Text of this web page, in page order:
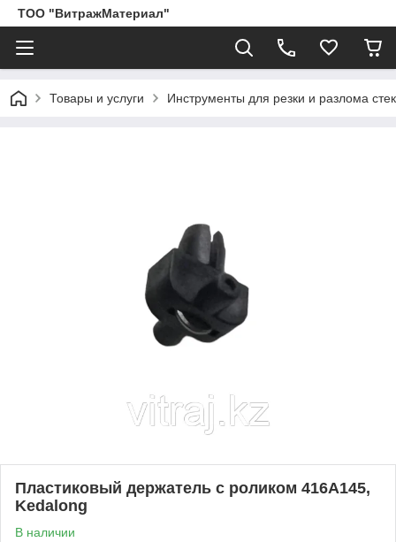
ТОО "ВитражМатериал"
Товары и услуги Инструменты для резки и разлома
Пластиковый держатель с роликом 416А145,
Kedalong
В наличии